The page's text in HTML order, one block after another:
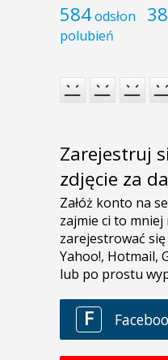
584odsłon 38
polubień
Zarejestruj
zdjęcie za